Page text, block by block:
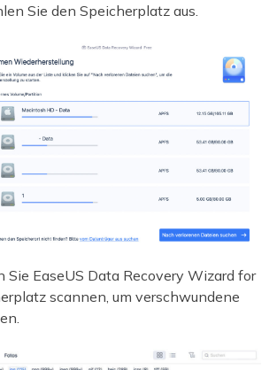
Sie den Speicherplatz aus.
Sie EaseUS Data Recovery Wizard for
scannen, um verschwundene